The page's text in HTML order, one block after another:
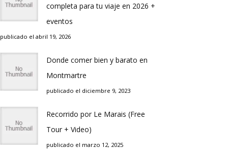
completa para tu viaje en 2026 +
eventos
publicado el abril 19, 2026
Donde comer bien y barato en
Montmartre
publicado el diciembre 9, 2023
Recorrido por Le Marais (Free
Tour + Video)
publicado el marzo 12, 2025